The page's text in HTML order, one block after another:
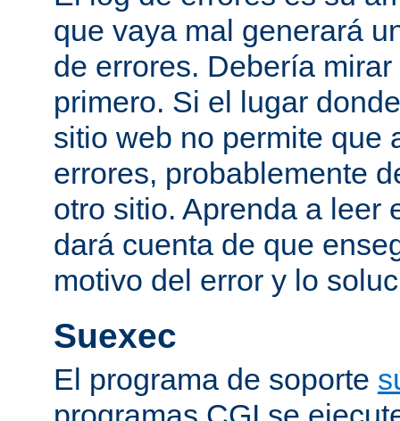
que vaya mal generará
de errores. Debería
primero. Si el lugar
sitio web no permite que
errores, probablemente
otro sitio. Aprenda a leer
dará cuenta de que
motivo del error y lo
Suexec
El programa de soporte